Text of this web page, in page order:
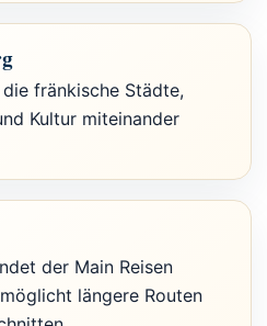
fränkische Städte,
Kultur miteinander
der Main Reisen
längere Routen